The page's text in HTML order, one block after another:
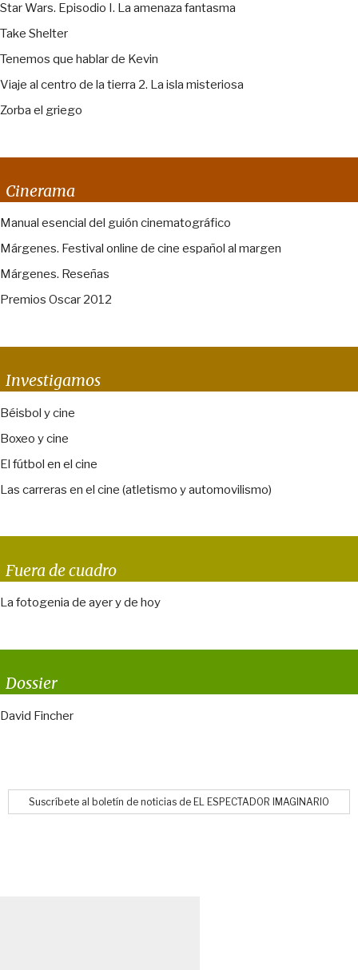
Star Wars. Episodio I. La amenaza fantasma
Take Shelter
Tenemos que hablar de Kevin
Viaje al centro de la tierra 2. La isla misteriosa
Zorba el griego
Cinerama
Manual esencial del guión cinematográfico
Márgenes. Festival online de cine español al margen
Márgenes. Reseñas
Premios Oscar 2012
Investigamos
Béisbol y cine
Boxeo y cine
El fútbol en el cine
Las carreras en el cine (atletismo y automovilismo)
Fuera de cuadro
La fotogenia de ayer y de hoy
Dossier
David Fincher
Suscríbete al boletín de noticias de EL ESPECTADOR IMAGINARIO